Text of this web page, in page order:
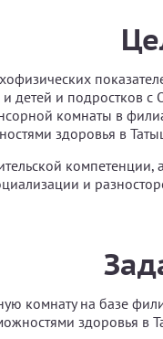
детей и подростков с
комнаты в
здоровья в
компетенции,
и
комнату на базе
здоровья в